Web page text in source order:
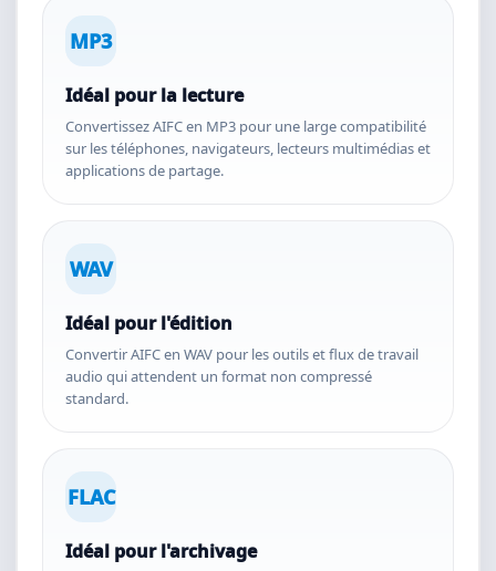
MP3
Idéal pour la lecture
Convertissez AIFC en MP3 pour une large compatibilité
sur les téléphones, navigateurs, lecteurs multimédias et
applications de partage.
WAV
Idéal pour l'édition
Convertir AIFC en WAV pour les outils et flux de travail
audio qui attendent un format non compressé
standard.
FLAC
Idéal pour l'archivage